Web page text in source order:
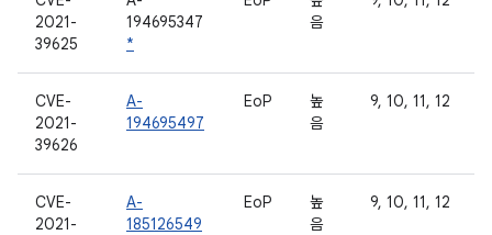
2021-
39625
194695347
*
음
CVE-
2021-
39626
A-
194695497
EoP
높
음
9, 10, 11, 12
CVE-
2021-
A-
185126549
EoP
높
음
9, 10, 11, 12